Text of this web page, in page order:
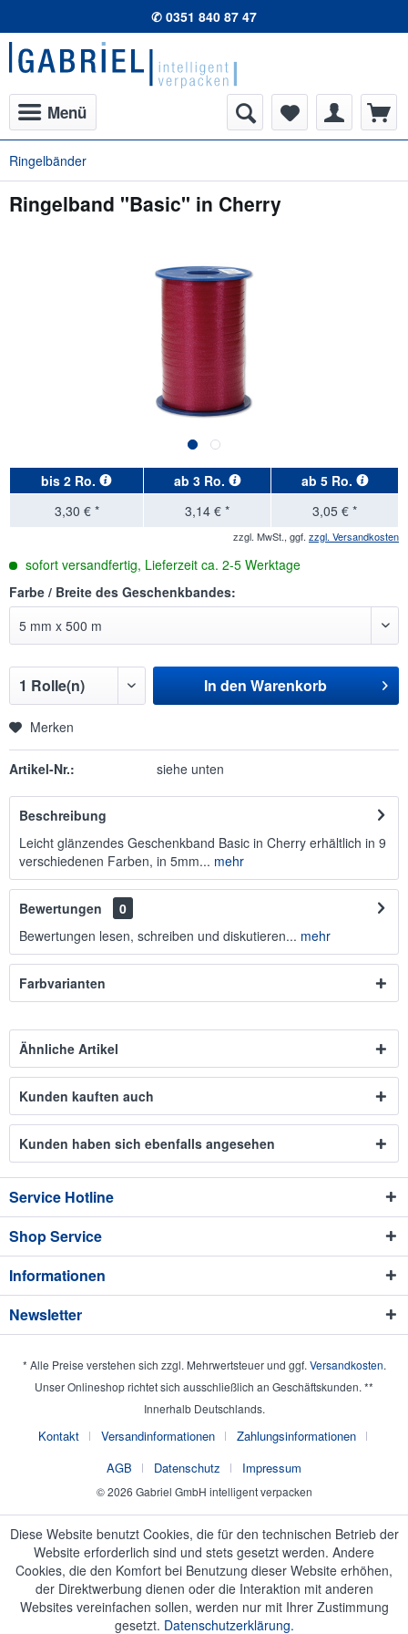
✆ 0351 840 87 47
Menü
Ringelbänder
Ringelband "Basic" in Cherry
bis 2 Ro. ab 3 Ro. ab 5 Ro.
3,30 € *
3,14 € * 3,05 € *
zzgl. MwSt., ggf. zzgl. Versandkosten
sofort versandfertig, Lieferzeit ca. 2-5 Werktage
Farbe / Breite des Geschenkbandes:
In den Warenkorb
Merken
Artikel-Nr.: siehe unten
Beschreibung
Leicht glänzendes Geschenkband Basic in Cherry erhältlich in 9
verschiedenen Farben, in 5mm... mehr
Bewertungen
0
Bewertungen lesen, schreiben und diskutieren... mehr
Farbvarianten
Ähnliche Artikel
Kunden kauften auch
Kunden haben sich ebenfalls angesehen
Service Hotline
Shop Service
Informationen
Newsletter
* Alle Preise verstehen sich zzgl. Mehrwertsteuer und ggf. Versandkosten.
Unser Onlineshop richtet sich ausschließlich an Geschäftskunden. **
Innerhalb Deutschlands.
Kontakt Versandinformationen
Zahlungsinformationen
AGB
Datenschutz Impressum
© 2026 Gabriel GmbH intelligent verpacken
Diese Website benutzt Cookies, die für den technischen Betrieb der
Website erforderlich sind und stets gesetzt werden. Andere
Cookies, die den Komfort bei Benutzung dieser Website erhöhen,
der Direktwerbung dienen oder die Interaktion mit anderen
Websites vereinfachen sollen, werden nur mit Ihrer Zustimmung
gesetzt. Datenschutzerklärung.